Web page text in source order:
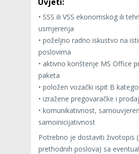
• SSS ili VSS ekonomskog ili
usmjerenja
• poželjno radno iskustvo na
poslovima
• aktivno korištenje MS Office
paketa
• položen vozački ispit B
• izražene pregovaračke i
• komunikativnost,
samoinicijativnost
Potrebno je dostaviti životopis
prethodnih poslova) sa